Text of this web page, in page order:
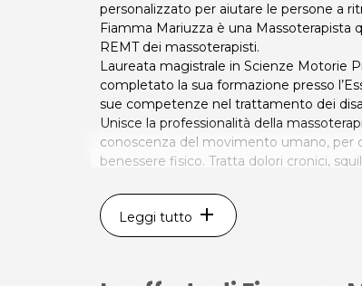
personalizzato per aiutare le persone a
Fiamma Mariuzza è una Massoterapista
REMT dei massoterapisti.
Laureata magistrale in Scienze Motorie
completato la sua formazione presso
sue competenze nel trattamento dei
Unisce la professionalità della
conoscenza del movimento umano, per
benessere fisico. Tratta dolori cronici,
Lo studio si trova nel cuore di Udine in
piccolo spazio specializzato in
riduzione del dolore cronico.
Leggi tutto add